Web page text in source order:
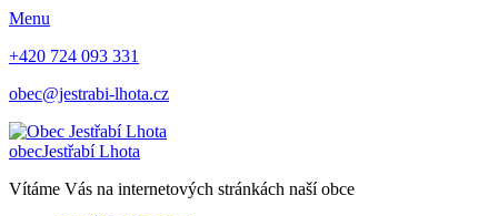
Menu
+420 724 093 331
obec@jestrabi-lhota.cz
obecJestřabí Lhota
Vítáme Vás na internetových stránkách naší obce